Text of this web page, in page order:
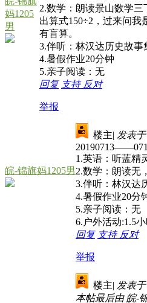
妈1205
男
2.数学：朗读景山数学三
出算式150÷2，过来问我
有盲算。
3.伴听：林汉达历史故事
4.暑假作业20分钟
5.亲子阅读：无
回复 支持 反对
举报
皖-锦旗妈1205男
楼主| 发表于
1.英语：听蓝精
2.数学：朗读无
3.伴听：林汉达
4.暑假作业20分
5.亲子阅读：无
6.户外活动:1.5
回复 支持 反对
举报
楼主| 发表于
本帖最后由 皖-